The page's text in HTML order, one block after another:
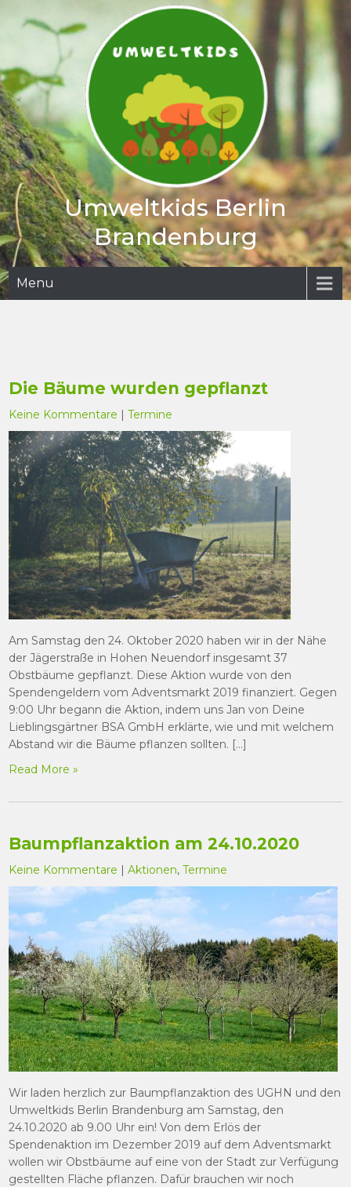
Umweltkids Berlin
Brandenburg
Menu
Die Bäume wurden gepflanzt
Keine Kommentare |Termine
Am Samstag den 24. Oktober 2020 haben wir in der Nähe
der Jägerstraße in Hohen Neuendorf insgesamt 37
Obstbäume gepflanzt. Diese Aktion wurde von den
Spendengeldern vom Adventsmarkt 2019 finanziert. Gegen
9:00 Uhr begann die Aktion, indem uns Jan von Deine
Lieblingsgärtner BSA GmbH erklärte, wie und mit welchem
Abstand wir die Bäume pflanzen sollten. […]
Read More »
Baumpflanzaktion am 24.10.2020
Keine Kommentare |Aktionen,Termine
Wir laden herzlich zur Baumpflanzaktion des UGHN und den
Umweltkids Berlin Brandenburg am Samstag, den
24.10.2020 ab 9.00 Uhr ein! Von dem Erlös der
Spendenaktion im Dezember 2019 auf dem Adventsmarkt
wollen wir Obstbäume auf eine von der Stadt zur Verfügung
gestellten Fläche pflanzen. Dafür brauchen wir noch